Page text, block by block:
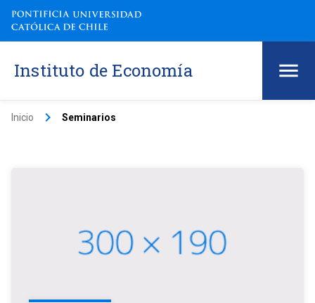
Instituto de Economía
Inicio keyboard_arrow_right Seminarios